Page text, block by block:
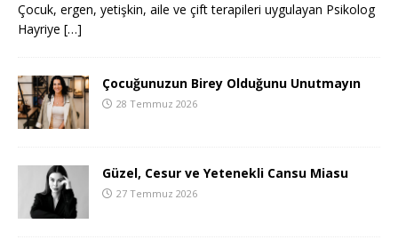
Çocuk, ergen, yetişkin, aile ve çift terapileri uygulayan Psikolog
Hayriye […]
Çocuğunuzun Birey Olduğunu Unutmayın
28 Temmuz 2026
Güzel, Cesur ve Yetenekli Cansu Miasu
27 Temmuz 2026